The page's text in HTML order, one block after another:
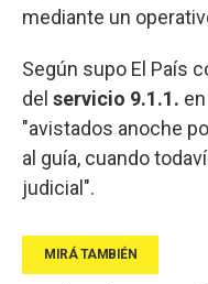
mediante un
Según supo El País
del servicio 9.1.1. en
"avistados anoche
al guía, cuando
judicial".